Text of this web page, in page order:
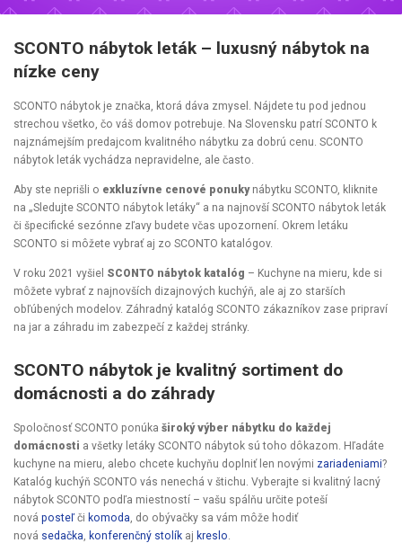
SCONTO nábytok leták – luxusný nábytok na
nízke ceny
SCONTO nábytok je značka, ktorá dáva zmysel. Nájdete tu pod jednou
strechou všetko, čo váš domov potrebuje. Na Slovensku patrí SCONTO k
najznámejším predajcom kvalitného nábytku za dobrú cenu. SCONTO
nábytok leták vychádza nepravidelne, ale často.
Aby ste neprišli o exkluzívne cenové ponukynábytku SCONTO, kliknite
na „Sledujte SCONTO nábytok letáky“ a na najnovší SCONTO nábytok leták
či špecifické sezónne zľavy budete včas upozornení. Okrem letáku
SCONTO si môžete vybrať aj zo SCONTO katalógov.
V roku 2021 vyšiel SCONTO nábytok katalóg – Kuchyne na mieru, kde si
môžete vybrať z najnovších dizajnových kuchýň, ale aj zo starších
obľúbených modelov. Záhradný katalóg SCONTO zákazníkov zase pripraví
na jar a záhradu im zabezpečí z každej stránky.
SCONTO nábytok je kvalitný sortiment do
domácnosti a do záhrady
Spoločnosť SCONTO ponúka široký výber nábytku do každej
domácnosti a všetky letáky SCONTO nábytok sú toho dôkazom. Hľadáte
kuchyne na mieru, alebo chcete kuchyňu doplniť len novými zariadeniami?
Katalóg kuchýň SCONTO vás nenechá v štichu. Vyberajte si kvalitný lacný
nábytok SCONTO podľa miestností – vašu spálňu určite poteší
nová posteľ či komoda, do obývačky sa vám môže hodiť
nová sedačka, konferenčný stolík aj kreslo.